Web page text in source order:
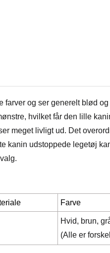
og ser generelt blød
hvilket får den lille
meget livligt ud. Det
kanin udstoppede legetøj
Farve
Hvid, brun,
(Alle er